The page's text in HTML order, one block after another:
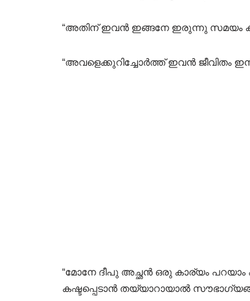
“അതിന് ഇവൻ ഇങ്ങനേ ഇരുന്നു സമയം
“അവളെക്കുറിച്ചോർത്ത്‌ ഇവൻ ജീവിതം
“മോനേ ദീപു അച്ഛൻ ഒരു കാര്യം
കഷ്ടപ്പെടാൻ തയ്യാറായാൽ